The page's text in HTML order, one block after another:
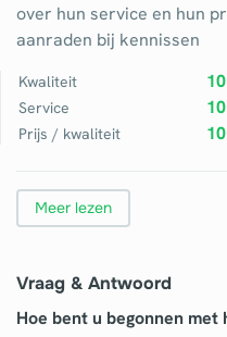
over hun service en hun
aanraden bij kennissen
Kwaliteit 10
Service 10
Prijs / kwaliteit 10
Meer lezen
Vraag & Antwoord
Hoe bent u begonnen